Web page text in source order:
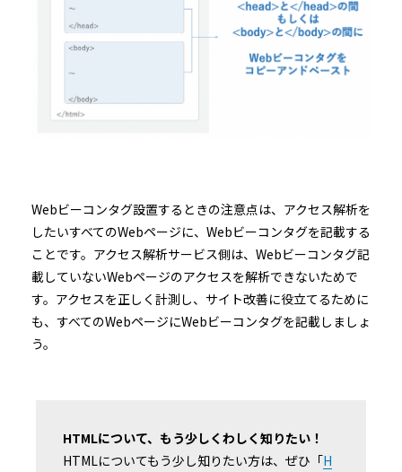
Webビーコンタグ設置するときの注意点は、アクセス解析を
したいすべてのWebページに、Webビーコンタグを記載する
ことです。アクセス解析サービス側は、Webビーコンタグ記
載していないWebページのアクセスを解析できないためで
す。アクセスを正しく計測し、サイト改善に役立てるために
も、すべてのWebページにWebビーコンタグを記載しましょ
う。
HTMLについて、もう少しくわしく知りたい！
HTMLについてもう少し知りたい方は、ぜひ「H